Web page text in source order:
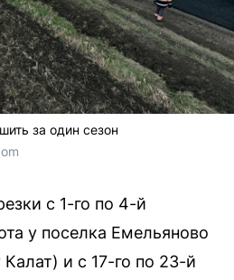
за один сезон
с 1-го по 4-й
у поселка Емельяново
и с 17-го по 23-й